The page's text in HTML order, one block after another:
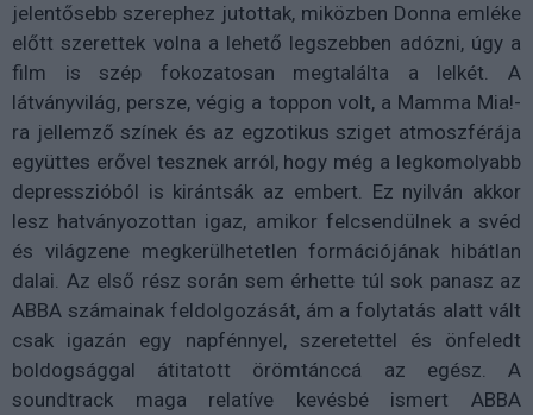
jelentősebb szerephez jutottak, miközben Donna emléke
előtt szerettek volna a lehető legszebben adózni, úgy a
film is szép fokozatosan megtalálta a lelkét. A
látványvilág, persze, végig a toppon volt, a Mamma Mia!-
ra jellemző színek és az egzotikus sziget atmoszférája
együttes erővel tesznek arról, hogy még a legkomolyabb
depresszióból is kirántsák az embert. Ez nyilván akkor
lesz hatványozottan igaz, amikor felcsendülnek a svéd
és világzene megkerülhetetlen formációjának hibátlan
dalai. Az első rész során sem érhette túl sok panasz az
ABBA számainak feldolgozását, ám a folytatás alatt vált
csak igazán egy napfénnyel, szeretettel és önfeledt
boldogsággal átitatott örömtánccá az egész. A
soundtrack maga relatíve kevésbé ismert ABBA